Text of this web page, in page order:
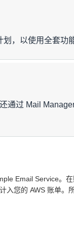
邮件（每月 1000 万
，以使用全套功
通过 Mail
Email Service。
您的 AWS 账单。